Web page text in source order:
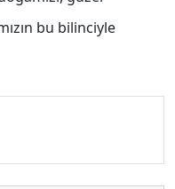
bu bilinciyle